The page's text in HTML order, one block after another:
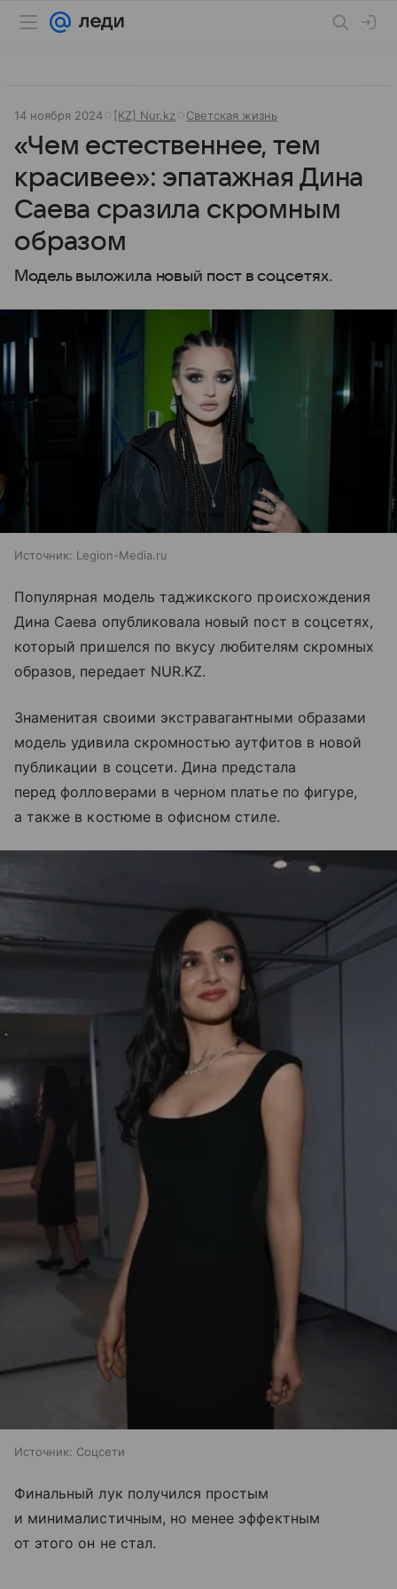
14 ноября 2024 [KZ] Nur.kz Светская жизнь
«Чем естественнее, тем
красивее»: эпатажная Дина
Саева сразила скромным
образом
Модель выложила новый пост в соцсетях.
Источник: Legion-Media.ru
Популярная модель таджикского происхождения
Дина Саева опубликовала новый пост в соцсетях,
который пришелся по вкусу любителям скромных
образов, передает NUR.KZ.
Знаменитая своими экстравагантными образами
модель удивила скромностью аутфитов в новой
публикации в соцсети. Дина предстала
перед фолловерами в черном платье по фигуре,
а также в костюме в офисном стиле.
Источник: Соцсети
Финальный лук получился простым
и минималистичным, но менее эффектным
от этого он не стал.